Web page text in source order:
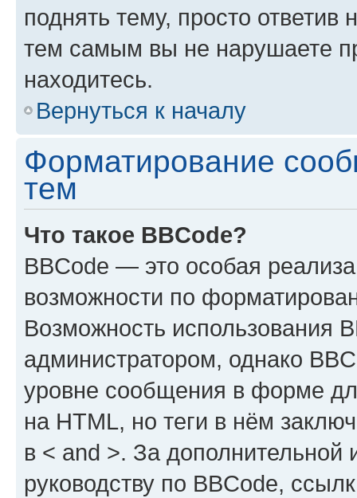
поднять тему, просто ответив
тем самым вы не нарушаете
находитесь.
Вернуться к началу
Форматирование
тем
Что такое BBCode?
BBCode — это особая
возможности по
Возможность использования
администратором, однако
уровне сообщения в форме
на HTML, но теги в нём
в < and >. За
руководству по BBCode,